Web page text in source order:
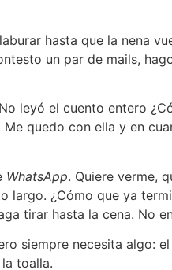
hasta que la nena
un par de mails,
leyó el cuento entero
Me quedo con ella y en
WhatsApp. Quiere verme,
largo. ¿Cómo que ya
tirar hasta la cena. No
siempre necesita algo:
toalla.